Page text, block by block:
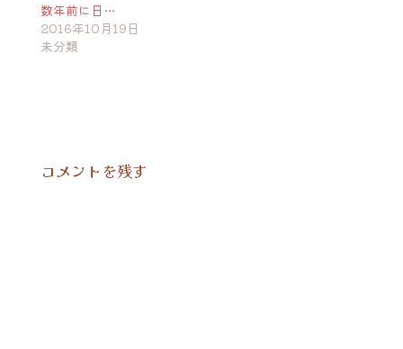
数年前に日…
2016年10月19日
未分類
コメントを残す